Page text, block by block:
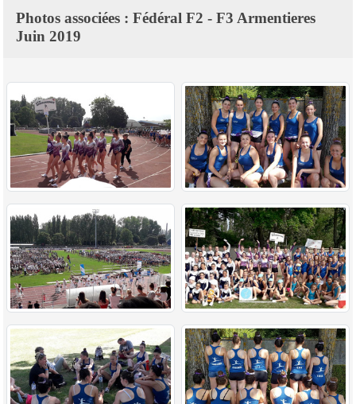
Photos associées : Fédéral F2 - F3 Armentieres
Juin 2019